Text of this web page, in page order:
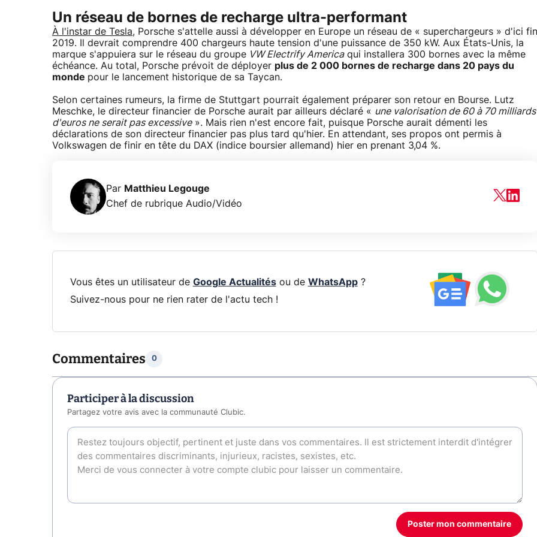
Un réseau de bornes de recharge ultra-performant
À l'instar de Tesla, Porsche s'attelle aussi à développer en Europe un réseau de « superchargeurs » d'ici fin
2019. Il devrait comprendre 400 chargeurs haute tension d'une puissance de 350 kW. Aux États-Unis, la
marque s'appuiera sur le réseau du groupe VW Electrify Americaqui installera 300 bornes avec la même
échéance. Au total, Porsche prévoit de déployer plus de 2 000 bornes de recharge dans 20 pays du
monde pour le lancement historique de sa Taycan.
Selon certaines rumeurs, la firme de Stuttgart pourrait également préparer son retour en Bourse. Lutz
Meschke, le directeur financier de Porsche aurait par ailleurs déclaré « une valorisation de 60 à 70 milliards
d'euros ne serait pas excessive». Mais rien n'est encore fait, puisque Porsche aurait démenti les
déclarations de son directeur financier pas plus tard qu'hier. En attendant, ses propos ont permis à
Volkswagen de finir en tête du DAX (indice boursier allemand) hier en prenant 3,04 %.
Par Matthieu Legouge
Chef de rubrique Audio/Vidéo
Vous êtes un utilisateur de Google Actualitésou de WhatsApp?
Suivez-nous pour ne rien rater de l'actu tech !
Commentaires 0
Participer à la discussion
Partagez votre avis avec la communauté Clubic.
Poster mon commentaire